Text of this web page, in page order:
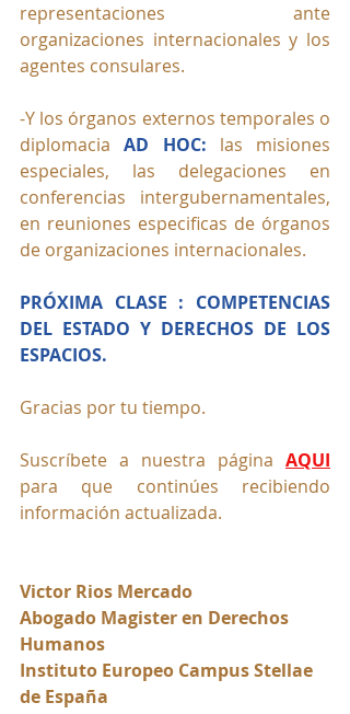
representaciones ante
organizaciones internacionales y los
agentes consulares.
-Y los órganos externos temporales o
diplomacia AD HOC:
las misiones
especiales, las delegaciones en
conferencias intergubernamentales,
en reuniones especificas de órganos
de organizaciones internacionales.
PRÓXIMA CLASE : COMPETENCIAS
DEL ESTADO Y DERECHOS DE LOS
ESPACIOS.
Gracias por tu tiempo.
Suscríbete a nuestra página AQUI
para que continúes recibiendo
información actualizada.
Victor Rios Mercado
Abogado Magister en Derechos
Humanos
Instituto Europeo Campus Stellae
de España